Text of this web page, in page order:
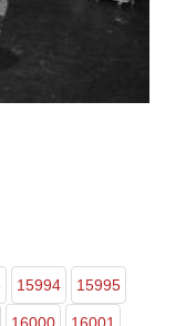
15994 15995